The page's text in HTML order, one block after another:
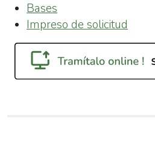
Bases
Impreso de solicitud